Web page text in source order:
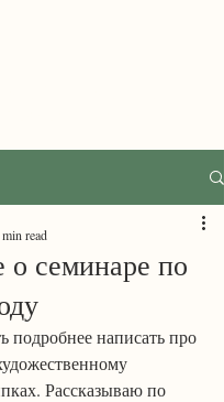
о семинаре по
read
подробнее написать про
Рассказываю по